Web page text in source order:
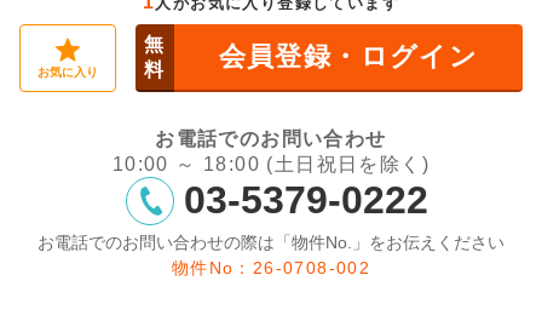
人がお気に入り登録しています
お気に入り
無
料
会員登録・ログイン
お電話でのお問い合わせ
10:00 ～ 18:00 (土日祝日を除く)
03-5379-0222
お電話でのお問い合わせの際は「物件No.」をお伝えください
物件No：26-0708-002